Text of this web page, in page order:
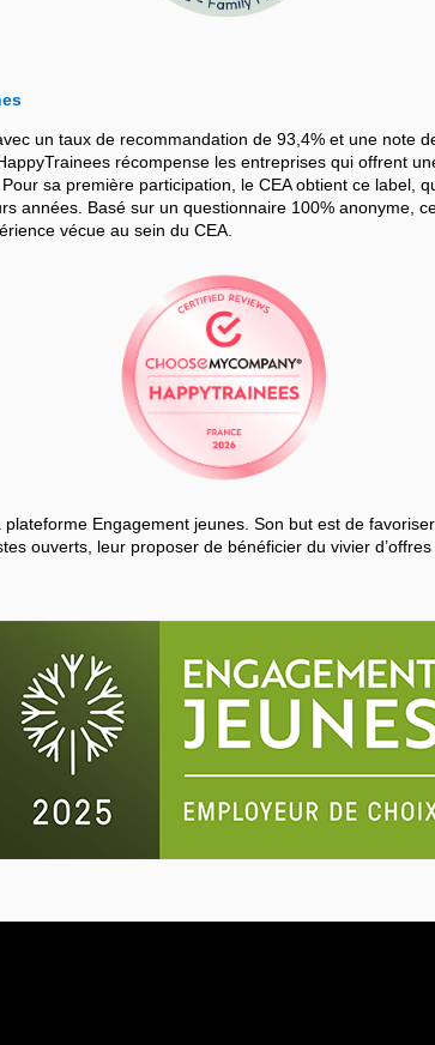
un taux de recommandation de 93,4% et une note
récompense les entreprises qui offrent
sa première participation, le CEA obtient ce label,
années. Basé sur un questionnaire 100% anonyme,
vécue au sein du CEA.
Engagement jeunes. Son but est de
ouverts, leur proposer de bénéficier du vivier